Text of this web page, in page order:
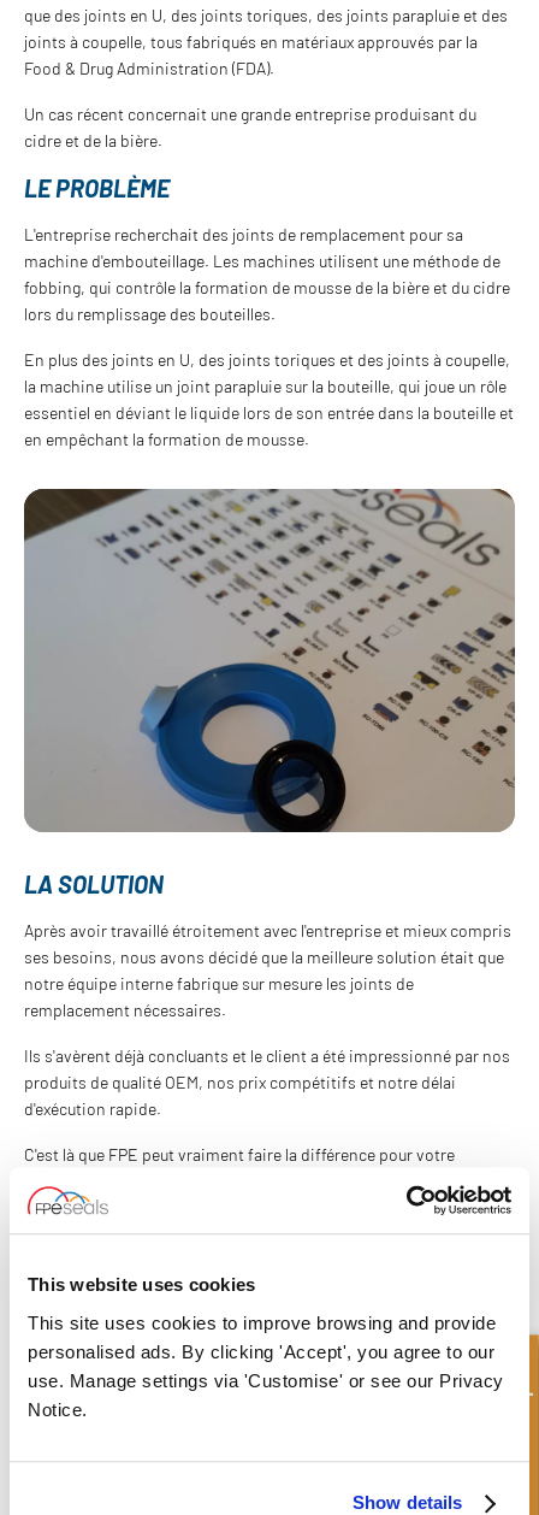
This website uses cookies
This site uses cookies to improve browsing and provide
personalised ads. By clicking 'Accept', you agree to our
use. Manage settings via 'Customise' or see our Privacy
Notice.
Show details
que des joints en U, des joints toriques, des joints parapluie et des
joints à coupelle, tous fabriqués en matériaux approuvés par la
Food & Drug Administration (FDA).
Un cas récent concernait une grande entreprise produisant du
cidre et de la bière.
LE PROBLÈME
L'entreprise recherchait des joints de remplacement pour sa
machine d'embouteillage. Les machines utilisent une méthode de
fobbing, qui contrôle la formation de mousse de la bière et du cidre
lors du remplissage des bouteilles.
En plus des joints en U, des joints toriques et des joints à coupelle,
la machine utilise un joint parapluie sur la bouteille, qui joue un rôle
essentiel en déviant le liquide lors de son entrée dans la bouteille et
en empêchant la formation de mousse.
LA SOLUTION
Après avoir travaillé étroitement avec l'entreprise et mieux compris
ses besoins, nous avons décidé que la meilleure solution était que
notre équipe interne fabrique sur mesure les joints de
remplacement nécessaires.
Ils s'avèrent déjà concluants et le client a été impressionné par nos
produits de qualité OEM, nos prix compétitifs et notre délai
d'exécution rapide.
C'est là que FPE peut vraiment faire la différence pour votre
d'approvisionnement et en mettant notre expertise technique à
disposition pour fournir des produits de qualité à un prix
fonctionnement.
Si les joints nécessaires ne font pas déjà partie de notre large
stock, ou s'il s'agit d'un produit sur mesure, nous pouvons
fabriquer rapidement et à moindre coût les pièces requises dans le
matériau le plus adapté à la tâche.
Demande rapide